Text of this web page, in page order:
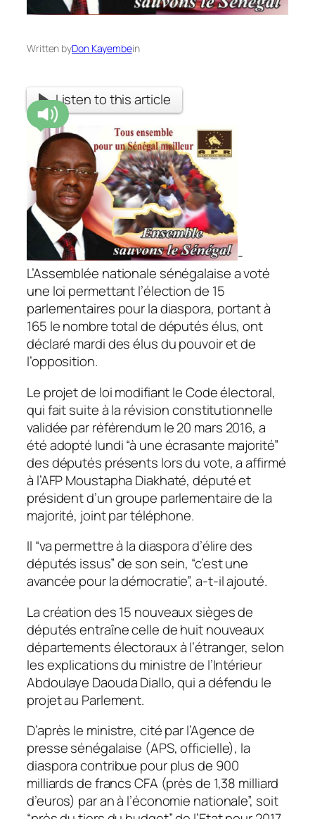
Written byDon Kayembein
Listen to this article
-
L’Assemblée nationale sénégalaise a voté
une loi permettant l’élection de 15
parlementaires pour la diaspora, portant à
165 le nombre total de députés élus, ont
déclaré mardi des élus du pouvoir et de
l’opposition.
Le projet de loi modifiant le Code électoral,
qui fait suite à la révision constitutionnelle
validée par référendum le 20 mars 2016, a
été adopté lundi “à une écrasante majorité”
des députés présents lors du vote, a affirmé
à l’AFP Moustapha Diakhaté, député et
président d’un groupe parlementaire de la
majorité, joint par téléphone.
Il “va permettre à la diaspora d’élire des
députés issus” de son sein, “c’est une
avancée pour la démocratie”, a-t-il ajouté.
La création des 15 nouveaux sièges de
députés entraîne celle de huit nouveaux
départements électoraux à l’étranger, selon
les explications du ministre de l’Intérieur
Abdoulaye Daouda Diallo, qui a défendu le
projet au Parlement.
D’après le ministre, cité par l’Agence de
presse sénégalaise (APS, officielle), la
diaspora contribue pour plus de 900
milliards de francs CFA (près de 1,38 milliard
d’euros) par an à l’économie nationale”, soit